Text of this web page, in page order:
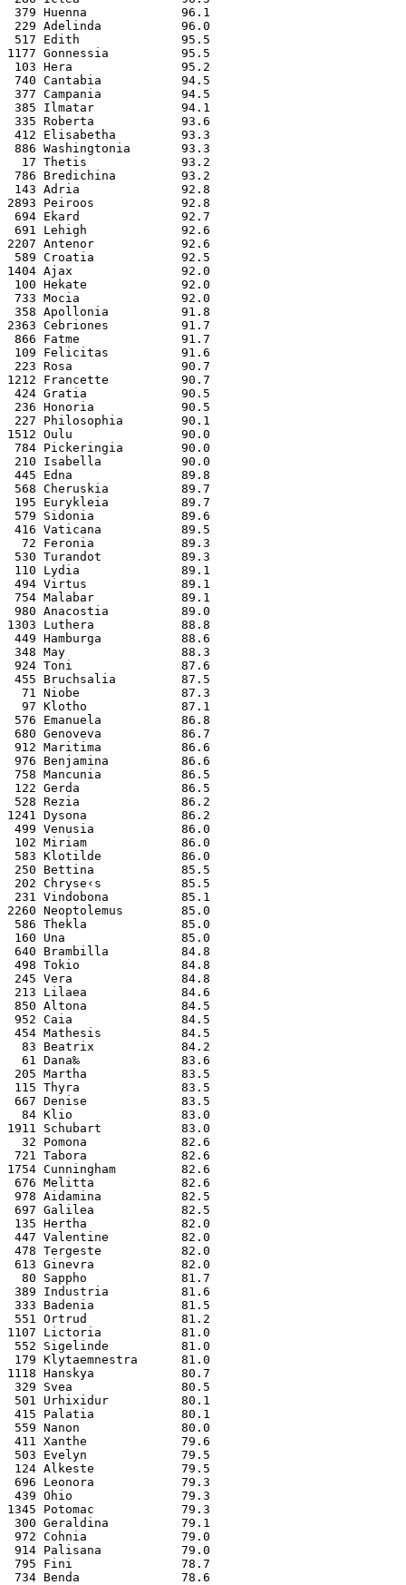
379 Huenna             96.1
229 Adelinda           96.0
517 Edith              95.5
1177 Gonnessia          95.5
103 Hera               95.2
740 Cantabia           94.5
377 Campania           94.5
385 Ilmatar            94.1
335 Roberta            93.6
412 Elisabetha         93.3
886 Washingtonia       93.3
  17 Thetis             93.2
786 Bredichina         93.2
143 Adria              92.8
2893 Peiroos            92.8
694 Ekard              92.7
691 Lehigh             92.6
2207 Antenor            92.6
589 Croatia            92.5
1404 Ajax               92.0
100 Hekate             92.0
733 Mocia              92.0
358 Apollonia          91.8
2363 Cebriones          91.7
866 Fatme              91.7
109 Felicitas          91.6
223 Rosa               90.7
1212 Francette          90.7
424 Gratia             90.5
236 Honoria            90.5
227 Philosophia        90.1
1512 Oulu               90.0
784 Pickeringia        90.0
210 Isabella           90.0
445 Edna               89.8
568 Cheruskia          89.7
195 Eurykleia          89.7
579 Sidonia            89.6
416 Vaticana           89.5
  72 Feronia            89.3
530 Turandot           89.3
110 Lydia              89.1
494 Virtus             89.1
754 Malabar            89.1
980 Anacostia          89.0
1303 Luthera            88.8
449 Hamburga           88.6
348 May                88.3
924 Toni               87.6
455 Bruchsalia         87.5
  71 Niobe              87.3
  97 Klotho             87.1
576 Emanuela           86.8
680 Genoveva           86.7
912 Maritima           86.6
976 Benjamina          86.6
758 Mancunia           86.5
122 Gerda              86.5
528 Rezia              86.2
1241 Dysona             86.2
499 Venusia            86.0
102 Miriam             86.0
583 Klotilde           86.0
250 Bettina            85.5
202 Chryse‹s           85.5
231 Vindobona          85.1
2260 Neoptolemus        85.0
586 Thekla             85.0
160 Una                85.0
640 Brambilla          84.8
498 Tokio              84.8
245 Vera               84.8
213 Lilaea             84.6
850 Altona             84.5
952 Caia               84.5
454 Mathesis           84.5
  83 Beatrix            84.2
  61 Dana‰              83.6
205 Martha             83.5
115 Thyra              83.5
667 Denise             83.5
  84 Klio               83.0
1911 Schubart           83.0
  32 Pomona             82.6
721 Tabora             82.6
1754 Cunningham         82.6
676 Melitta            82.6
978 Aidamina           82.5
697 Galilea            82.5
135 Hertha             82.0
447 Valentine          82.0
478 Tergeste           82.0
613 Ginevra            82.0
  80 Sappho             81.7
389 Industria          81.6
333 Badenia            81.5
551 Ortrud             81.2
1107 Lictoria           81.0
552 Sigelinde          81.0
179 Klytaemnestra      81.0
1118 Hanskya            80.7
329 Svea               80.5
501 Urhixidur          80.1
415 Palatia            80.1
559 Nanon              80.0
411 Xanthe             79.6
503 Evelyn             79.5
124 Alkeste            79.5
696 Leonora            79.3
439 Ohio               79.3
1345 Potomac            79.3
300 Geraldina          79.1
972 Cohnia             79.0
914 Palisana           79.0
795 Fini               78.7
734 Benda              78.6